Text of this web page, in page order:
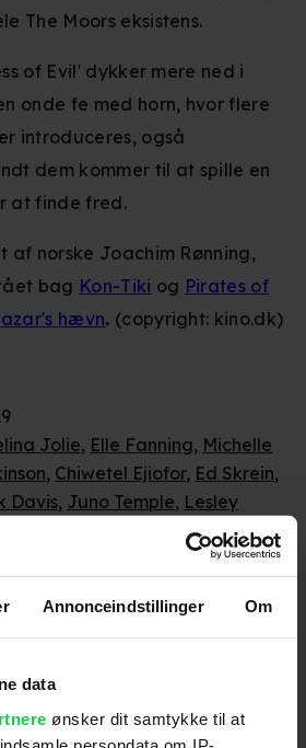
Annonceindstillinger Om
data
ønsker dit samtykke til at
Jolie, Elle Fanning, Michelle
, Chiwetel Ejiofor, Ed Skrein,
Davis, Juno Temple, Lesley
vurdering: 11 år
en dyster og
Den indeholder mange
og forvandlinger og
The Moors eksistens.
of Evil' dykker mere ned i
onde fe med horn, hvor flere
introduceres, også
dem kommer til at spille en
at finde fred.
af norske Joachim Rønning,
bag Kon-Tiki og Pirates of
hævn. (copyright: kino.dk)